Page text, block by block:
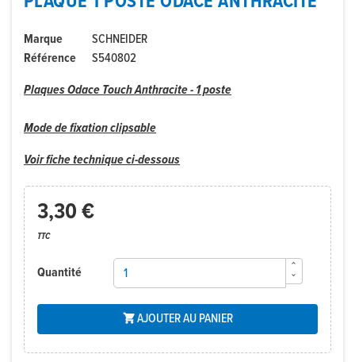
Marque
SCHNEIDER
Référence
S540802
Plaques Odace Touch Anthracite - 1 poste
Mode de fixation clipsable
Voir fiche technique ci-dessous
3,30 €
TTC
Quantité
AJOUTER AU PANIER